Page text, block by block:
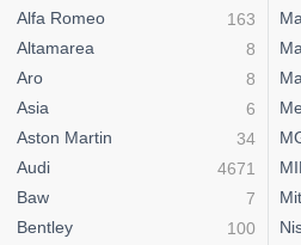
Alfa Romeo
163
Altamarea
8
Aro
8
Asia
6
Aston Martin
34
Audi
4671
Baw
7
Bentley
100